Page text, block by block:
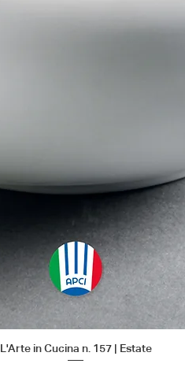
Vista rapida
L'Arte in Cucina n. 157 | Estate